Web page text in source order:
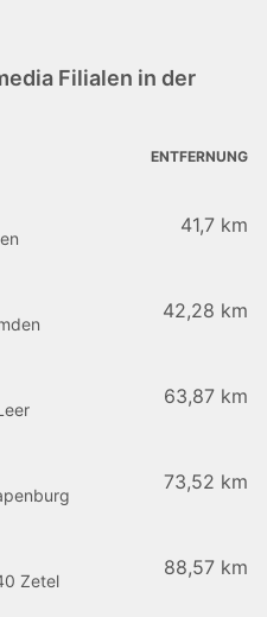
Filialen in der
ENTFERNUNG
41,7 km
42,28 km
63,87 km
73,52 km
Zetel
88,57 km